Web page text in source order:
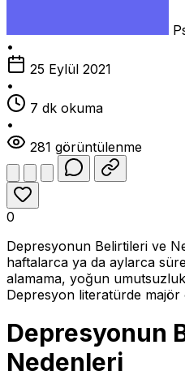
•
25 Eylül 2021
•
7 dk okuma
•
281 görüntülenme
0
Depresyonun Belirtileri ve
haftalarca ya da aylarca
alamama, yoğun
Depresyon literatürde majör
Depresyonun
Nedenleri